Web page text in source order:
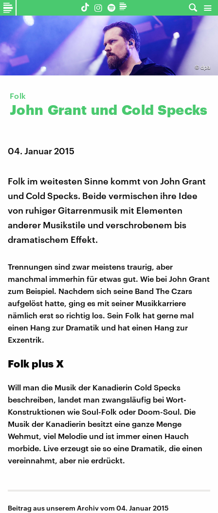
© dpa
Folk
John Grant und Cold Specks
04. Januar 2015
Folk im weitesten Sinne kommt von John Grant
und Cold Specks. Beide vermischen ihre Idee
von ruhiger Gitarrenmusik mit Elementen
anderer Musikstile und verschrobenem bis
dramatischem Effekt.
Trennungen sind zwar meistens traurig, aber
manchmal immerhin für etwas gut. Wie bei John Grant
zum Beispiel. Nachdem sich seine Band The Czars
aufgelöst hatte, ging es mit seiner Musikkarriere
nämlich erst so richtig los. Sein Folk hat gerne mal
einen Hang zur Dramatik und hat einen Hang zur
Exzentrik.
Folk plus X
Will man die Musik der Kanadierin Cold Specks
beschreiben, landet man zwangsläufig bei Wort-
Konstruktionen wie Soul-Folk oder Doom-Soul. Die
Musik der Kanadierin besitzt eine ganze Menge
Wehmut, viel Melodie und ist immer einen Hauch
morbide. Live erzeugt sie so eine Dramatik, die einen
vereinnahmt, aber nie erdrückt.
Beitrag aus unserem Archiv vom 04. Januar 2015